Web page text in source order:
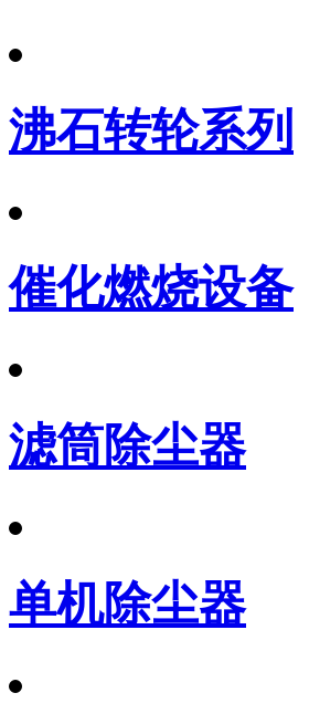
沸石转轮系列
催化燃烧设备
滤筒除尘器
单机除尘器